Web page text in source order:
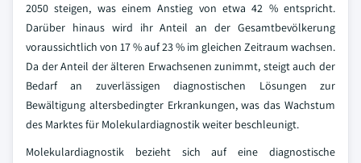
2050 steigen, was einem Anstieg von etwa 42 % entspricht.
Darüber hinaus wird ihr Anteil an der Gesamtbevölkerung
voraussichtlich von 17 % auf 23 % im gleichen Zeitraum wachsen.
Da der Anteil der älteren Erwachsenen zunimmt, steigt auch der
Bedarf an zuverlässigen diagnostischen Lösungen zur
Bewältigung altersbedingter Erkrankungen, was das Wachstum
des Marktes für Molekulardiagnostik weiter beschleunigt.
Molekulardiagnostik bezieht sich auf eine diagnostische